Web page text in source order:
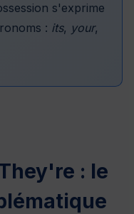
s'exprime
: its, your,
: le